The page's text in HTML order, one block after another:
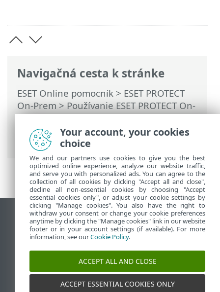
Navigačná cesta k stránke
ESET Online pomocník > ESET PROTECT
On-Prem>Používanie ESET PROTECT On-
Prem>Hlavné menu ESET PROTECT On-
Prem>Politiky >Priraďovanie politík ku
klientom
> Získanie zoznamu politík
Zobraziť stránku ako na počítači
End of Life
Databáza znalostí ESET
ESET Fórum
ESET Status Portal
Technická podpora
Your account, your cookies
choice
We and our partners use cookies to give you the best
optimized online experience, analyze our website traffic,
and serve you with personalized ads. You can agree to the
collection of all cookies by clicking "Accept all and close",
decline all non-essential cookies by choosing "Accept
essential cookies only", or adjust your cookie settings by
clicking "Manage cookies". You also have the right to
withdraw your consent or change your cookie preferences
anytime by clicking the "Manage cookies" link in our website
footer or in your account settings (if available). For more
information, see ourCookie Policy.
ACCEPT ALL AND CLOSE
ACCEPT ESSENTIAL COOKIES ONLY